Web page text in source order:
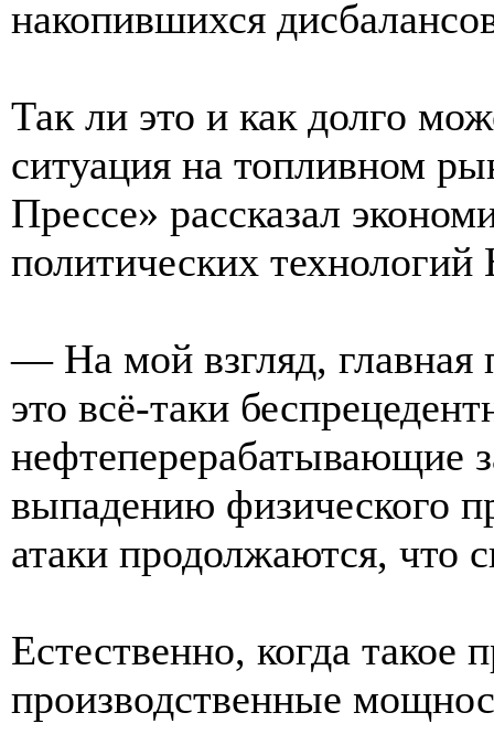
накопившихся
Так ли это и как долго
ситуация на топливном
Прессе» рассказал
политических
— На мой взгляд,
это всё-таки
нефтеперерабатывающие
выпадению физического
атаки продолжаются, что
Естественно, когда такое
производственные